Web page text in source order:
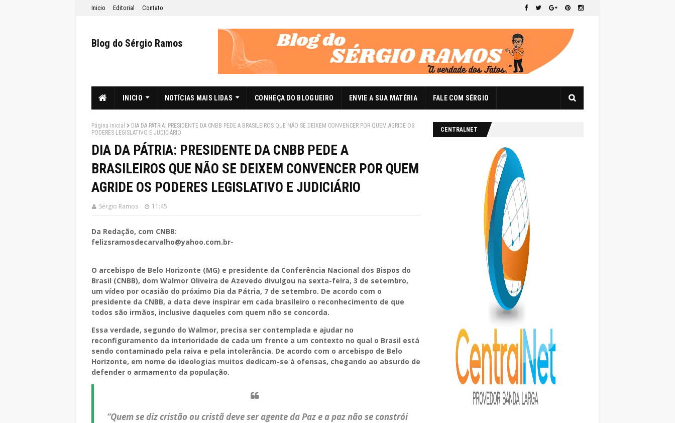
Inicio Editorial Contato
Blog do Sérgio Ramos
INICIO NOTÍCIAS MAIS LIDAS CONHEÇA DO BLOGUEIRO ENVIE A SUA MATÉRIA FALE COM SÉRGIO
Página inicial
DIA DA PÁTRIA: PRESIDENTE DA CNBB PEDE A BRASILEIROS QUE NÃO SE DEIXEM CONVENCER POR QUEM AGRIDE OS
PODERES LEGISLATIVO E JUDICIÁRIO
DIA DA PÁTRIA: PRESIDENTE DA CNBB PEDE A
BRASILEIROS QUE NÃO SE DEIXEM CONVENCER POR QUEM
AGRIDE OS PODERES LEGISLATIVO E JUDICIÁRIO
Sérgio Ramos 11:45
Da Redação, com CNBB:
felizsramosdecarvalho@yahoo.com.br-
O arcebispo de Belo Horizonte (MG) e presidente da Conferência Nacional dos Bispos do
Brasil (CNBB), dom Walmor Oliveira de Azevedo divulgou na sexta-feira, 3 de setembro,
um vídeo por ocasião do próximo Dia da Pátria, 7 de setembro. De acordo com o
presidente da CNBB, a data deve inspirar em cada brasileiro o reconhecimento de que
todos são irmãos, inclusive daqueles com quem não se concorda.
Essa verdade, segundo do Walmor, precisa ser contemplada e ajudar no
reconfiguramento da interioridade de cada um frente a um contexto no qual o Brasil está
sendo contaminado pela raiva e pela intolerância. De acordo com o arcebispo de Belo
Horizonte, em nome de ideologias muitos dedicam-se à ofensas, chegando ao absurdo de
defender o armamento da população.
“Quem se diz cristão ou cristã deve ser agente da Paz e a paz não se constrói
CENTRALNET